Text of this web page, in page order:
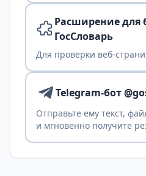
Расширение для
ГосСловарь
Для проверки веб-
Telegram-бот
Отправьте ему текст,
и мгновенно получите